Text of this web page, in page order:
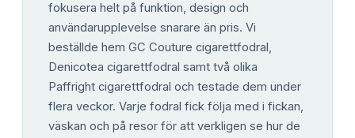
fokusera helt på funktion, design och
användarupplevelse snarare än pris. Vi
beställde hem GC Couture cigarettfodral,
Denicotea cigarettfodral samt två olika
Paffright cigarettfodral och testade dem under
flera veckor. Varje fodral fick följa med i fickan,
väskan och på resor för att verkligen se hur de